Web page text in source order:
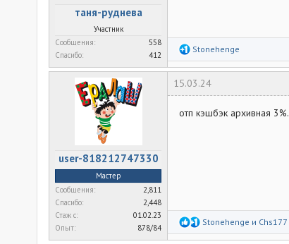
таня-руднева
Участник
Сообщения
558
Спасибо
412
Р
а
ц
и
:
Stonehenge
user-818212747330
Мастер
Сообщения
2,811
Спасибо
2,448
Стаж c
01.02.23
Опыт
878/84
15.03.24
отп кэшбэк архивная 3%.
Р
а
Stonehenge и Chs177